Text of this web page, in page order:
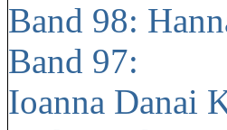
Band 98:
Band 97:
Ioanna Danai